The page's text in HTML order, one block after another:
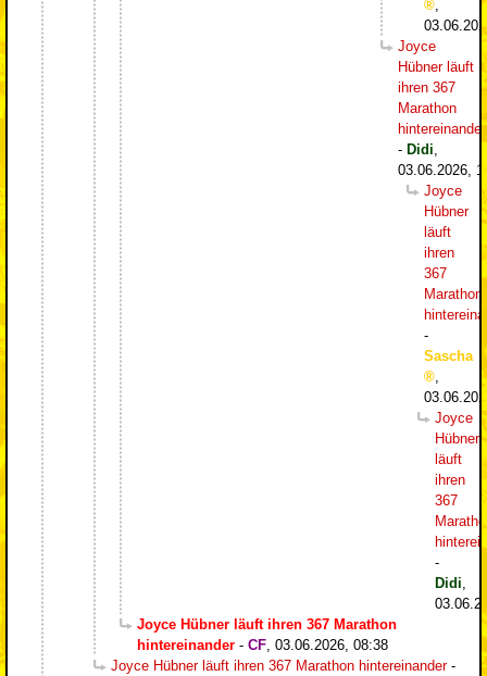
Joyce
Hübner läuft
ihren 367
Marathon
hintereinander
- Didi
03.06.2026,
Joyce
Hübner
läuft
ihren
367
Marathon
-
Sascha
Joyce
Hübner
läuft
ihren
367
-
Didi
Joyce Hübner läuft ihren 367 Marathon
hintereinander - CF 03.06.2026, 08:38
Joyce Hübner läuft ihren 367 Marathon hintereinander-